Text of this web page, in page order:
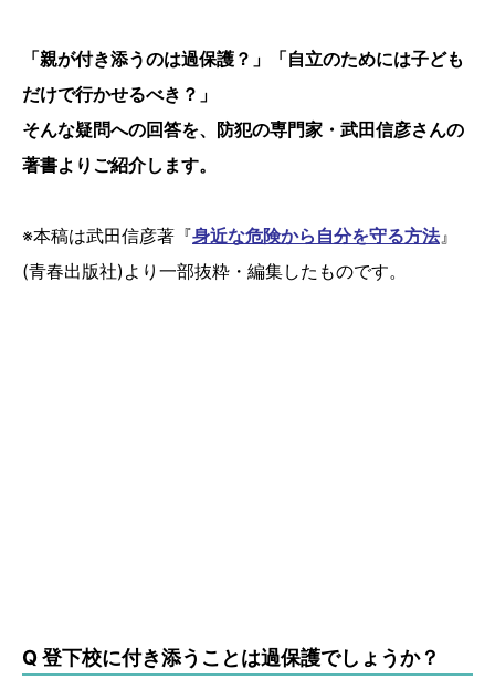
「親が付き添うのは過保護？」「自立のためには子ども
だけで行かせるべき？」
そんな疑問への回答を、防犯の専門家・武田信彦さんの
著書よりご紹介します。
※本稿は武田信彦著『身近な危険から自分を守る方法』
(青春出版社)より一部抜粋・編集したものです。
Q 登下校に付き添うことは過保護でしょうか？